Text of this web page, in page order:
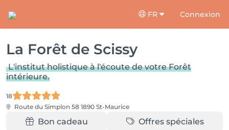
FR Connexion
La Forêt de Scissy
L'institut holistique à l'écoute de votre Forêt
intérieure.
18
Route du Simplon 58 1890 St-Maurice
Bon cadeau Offres spéciales